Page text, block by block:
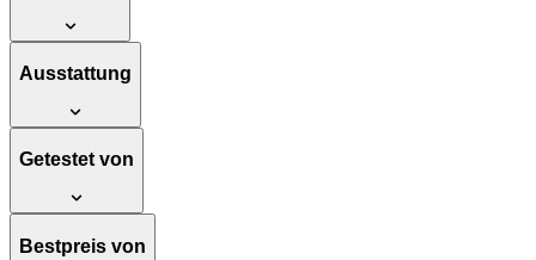
Ausstattung
Getestet von
Bestpreis von